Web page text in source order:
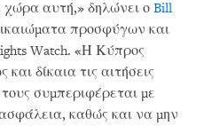
χώρα αυτή,» δηλώνει ο Bill
προσφύγων και
Watch. «Η Κύπρος
δίκαια τις αιτήσεις
συμπεριφέρεται με
καθώς και να μην